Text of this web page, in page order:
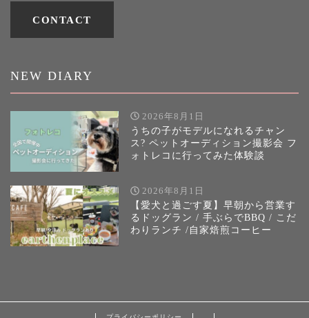
CONTACT
NEW DIARY
2026年8月1日
うちの子がモデルになれるチャン
ス? ペットオーディション撮影会 フ
ォトレコに行ってみた体験談
2026年8月1日
【愛犬と過ごす夏】早朝から営業す
るドッグラン / 手ぶらでBBQ / こだ
わりランチ /自家焙煎コーヒー